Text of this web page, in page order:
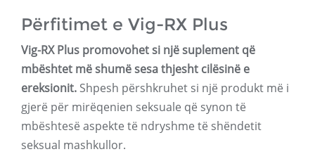
Përfitimet e Vig-RX Plus
Vig-RX Plus promovohet si një suplement që
mbështet më shumë sesa thjesht cilësinë e
ereksionit. Shpesh përshkruhet si një produkt më i
gjerë për mirëqenien seksuale që synon të
mbështesë aspekte të ndryshme të shëndetit
seksual mashkullor.